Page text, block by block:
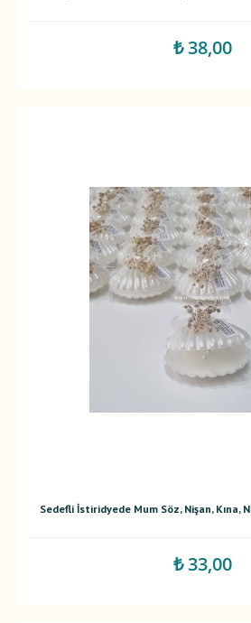
₺ 38,00
Sedefli İstiridyede Mum Söz, Nişan, Kına,
₺ 33,00